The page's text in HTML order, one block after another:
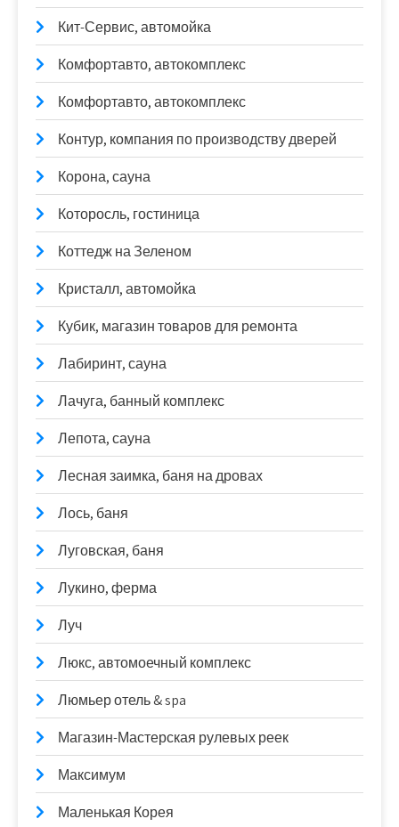
Кит-Сервис, автомойка
Комфортавто, автокомплекс
Комфортавто, автокомплекс
Контур, компания по производству дверей
Корона, сауна
Которосль, гостиница
Коттедж на Зеленом
Кристалл, автомойка
Кубик, магазин товаров для ремонта
Лабиринт, сауна
Лачуга, банный комплекс
Лепота, сауна
Лесная заимка, баня на дровах
Лось, баня
Луговская, баня
Лукино, ферма
Луч
Люкс, автомоечный комплекс
Люмьер отель & spa
Магазин-Мастерская рулевых реек
Максимум
Маленькая Корея